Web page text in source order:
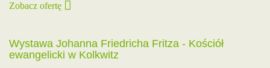
Zobacz ofertę
Wystawa Johanna Friedricha Fritza - Kościół
ewangelicki w Kolkwitz